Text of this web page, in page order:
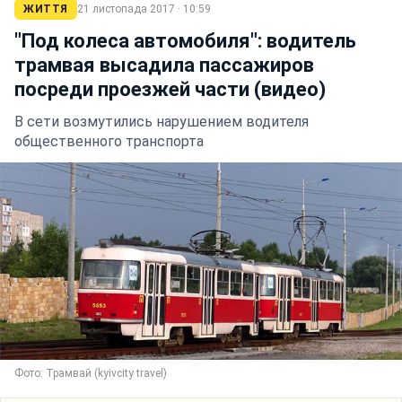
ЖИТТЯ 21 листопада 2017 · 10:59
"Под колеса автомобиля": водитель
трамвая высадила пассажиров
посреди проезжей части (видео)
В сети возмутились нарушением водителя
общественного транспорта
Фото: Трамвай (kyivcity travel)